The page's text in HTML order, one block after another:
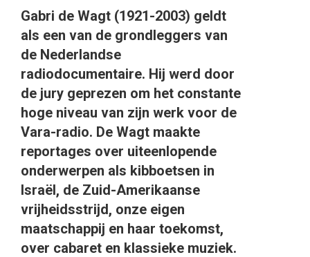
Gabri de Wagt (1921-2003) geldt
als een van de grondleggers van
de Nederlandse
radiodocumentaire. Hij werd door
de jury geprezen om het constante
hoge niveau van zijn werk voor de
Vara-radio. De Wagt maakte
reportages over uiteenlopende
onderwerpen als kibboetsen in
Israël, de Zuid-Amerikaanse
vrijheidsstrijd, onze eigen
maatschappij en haar toekomst,
over cabaret en klassieke muziek.